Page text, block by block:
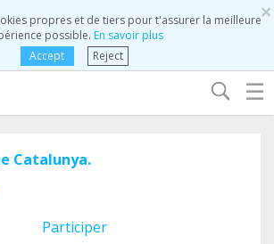
×
propres et de tiers pour t'assurer la meilleure
possible. En savoir plus
Accept
Reject
☰
Catalunya.
Participer